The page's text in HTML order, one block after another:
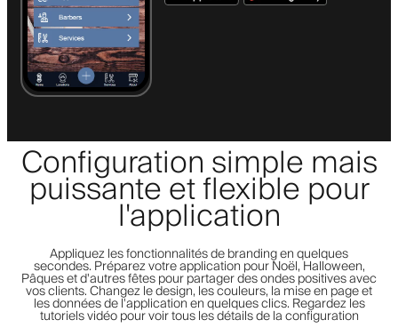
Configuration simple mais
puissante et flexible pour
l'application
Appliquez les fonctionnalités de branding en quelques
secondes. Préparez votre application pour Noël, Halloween,
Pâques et d'autres fêtes pour partager des ondes positives avec
vos clients. Changez le design, les couleurs, la mise en page et
les données de l'application en quelques clics. Regardez les
tutoriels vidéo pour voir tous les détails de la configuration